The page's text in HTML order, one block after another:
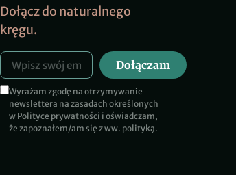
Dołącz do naturalnego
kręgu.
Wyrażam zgodę na otrzymywanie
newslettera na zasadach określonych
w Polityce prywatności i oświadczam,
że zapoznałem/am się z ww. polityką.
Dołączam